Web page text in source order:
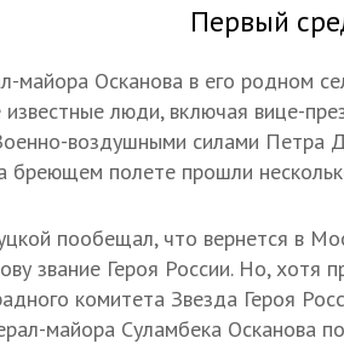
Первый
майора Осканова в его родном
известные люди, включая вице-
воздушными силами Петра
бреющем полете прошли
пообещал, что вернется в
звание Героя России. Но, хотя
комитета Звезда Героя
майора Суламбека Осканова